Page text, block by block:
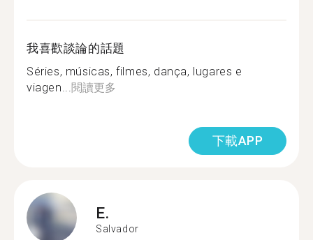
我喜歡談論的話題
Séries, músicas, filmes, dança, lugares e
viagen...閱讀更多
下載APP
E.
Salvador